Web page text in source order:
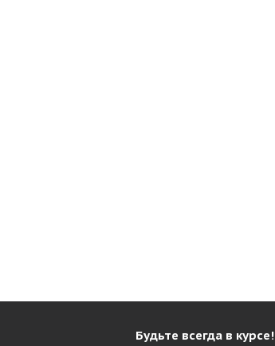
Будьте всегда в курсе!